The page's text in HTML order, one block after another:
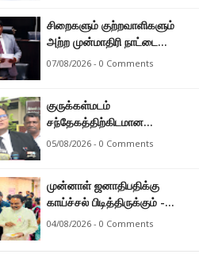
சிறைகளும் குற்றவாளிகளும்
அற்ற முன்மாதிரி நாட்டை
உருவாக்குவதே அரசாங்கத்தின்
07/08/2026 - 0 Comments
குருக்கள்மடம்
சந்தேகத்திற்கிடமான
மனிதப்புதைகுழி தொடர்பான
தவணையிடப்பட்டுள்ளது.
05/08/2026 - 0 Comments
முன்னாள் ஜனாதிபதிக்கு
காய்ச்சல் பிடித்திருக்கும் -
பாராளுமன்ற உறுப்பினர் ஸ்ரீநேசன்
04/08/2026 - 0 Comments